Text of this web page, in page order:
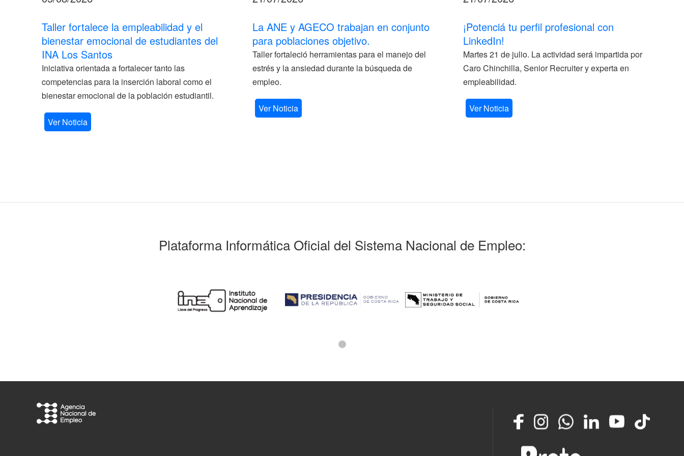
Taller fortalece la empleabilidad y el
bienestar emocional de estudiantes del
INA Los Santos
Iniciativa orientada a fortalecer tanto las
competencias para la inserción laboral como el
bienestar emocional de la población estudiantil.
Ver Noticia
La ANE y AGECO trabajan en conjunto
para poblaciones objetivo.
Taller fortaleció herramientas para el manejo del
estrés y la ansiedad durante la búsqueda de
empleo.
Ver Noticia
¡Potenciá tu perfil profesional con
LinkedIn!
Martes 21 de julio. La actividad será impartida por
Caro Chinchilla, Senior Recruiter y experta en
empleabilidad.
Ver Noticia
Plataforma Informática Oficial del Sistema Nacional de Empleo:
FacebookInstagramWhatsappLinkedInYouTube
TikTok